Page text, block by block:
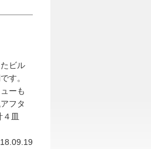
ビル
す。
ーも
フタ
皿